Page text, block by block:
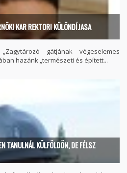
KAR REKTORI KÜLÖNDÍJASA
gátjának végeselemes
hazánk „természeti és épített...
TANULNÁL KÜLFÖLDÖN, DE FÉLSZ